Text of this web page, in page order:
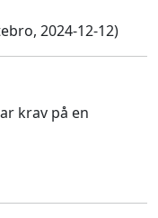
2024-12-12)
krav på en